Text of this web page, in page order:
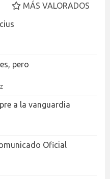
MÁS VALORADOS
pero
a la vanguardia
Oficial